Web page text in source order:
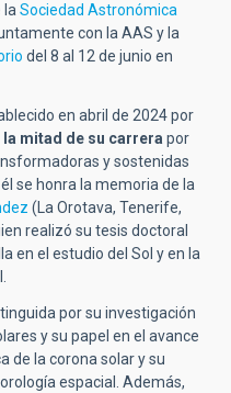
laSociedad Astronómica
con la AAS y la
del 8 al 12 de junio en
en abril de 2024 por
mitad de su carrerapor
y sostenidas
se honra la memoria de la
(La Orotava, Tenerife,
realizó su tesis doctoral
en el estudio del Sol y en la
por su investigación
y su papel en el avance
de la corona solar y su
espacial. Además,